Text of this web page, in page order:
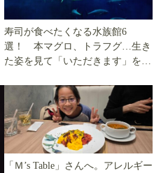
寿司が食べたくなる水族館6
選！ 本マグロ、トラフグ…生き
た姿を見て「いただきます」を考
「Ｍ’s Table」さんへ。アレルギー